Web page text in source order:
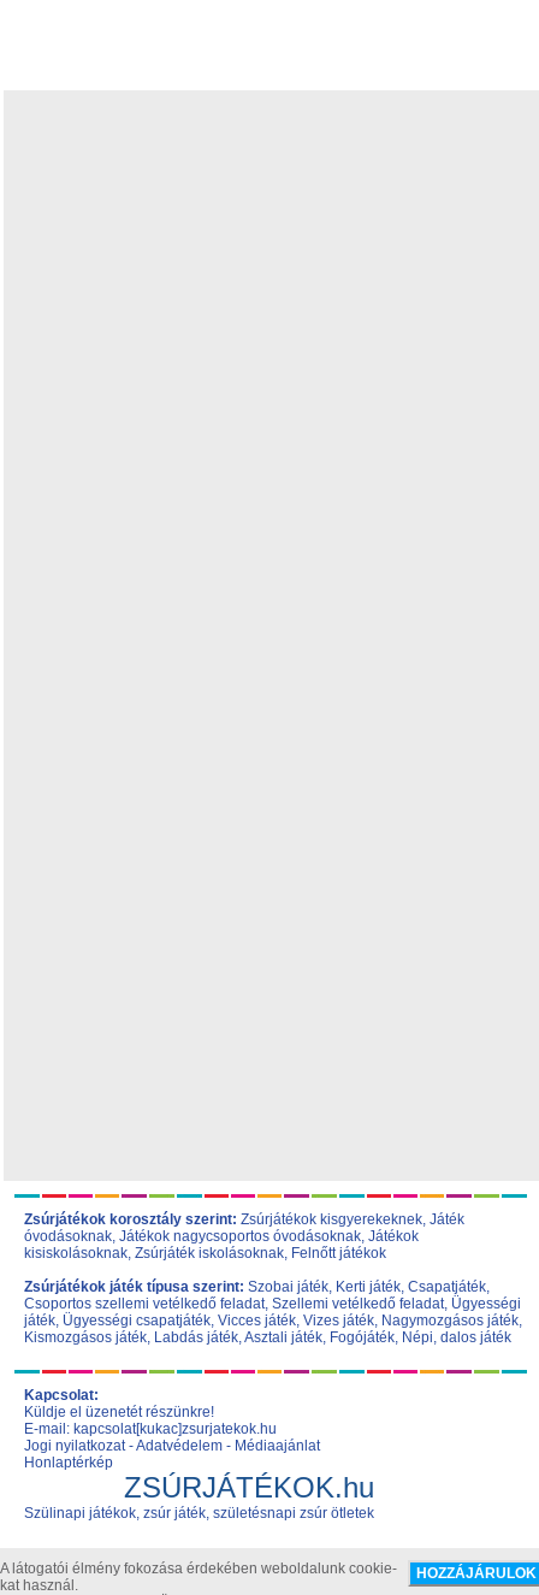
Zsúrjátékok korosztály szerint: Zsúrjátékok kisgyerekeknek, Játék
óvodásoknak, Játékok nagycsoportos óvodásoknak, Játékok
kisiskolásoknak, Zsúrjáték iskolásoknak, Felnőtt játékok
Zsúrjátékok játék típusa szerint: Szobai játék, Kerti játék, Csapatjáték,
Csoportos szellemi vetélkedő feladat, Szellemi vetélkedő feladat, Ügyességi
játék, Ügyességi csapatjáték, Vicces játék, Vizes játék, Nagymozgásos játék,
Kismozgásos játék, Labdás játék,Asztali játék, Fogójáték, Népi, dalos játék
Kapcsolat:
Küldje el üzenetét részünkre!
E-mail: kapcsolat[kukac]zsurjatekok.hu
Jogi nyilatkozat-Adatvédelem - Médiaajánlat
Honlaptérkép
ZSÚRJÁTÉKOK.hu
Szülinapi játékok, zsúr játék, születésnapi zsúr ötletek
A látogatói élmény fokozása érdekében weboldalunk cookie-
kat használ.